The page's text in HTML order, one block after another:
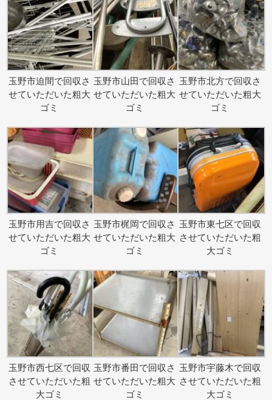
玉野市迫間で回収さ
せていただいた粗大
ゴミ
玉野市山田で回収さ
せていただいた粗大
ゴミ
玉野市北方で回収さ
せていただいた粗大
ゴミ
玉野市用吉で回収さ
せていただいた粗大
ゴミ
玉野市梶岡で回収さ
せていただいた粗大
ゴミ
玉野市東七区で回収
させていただいた粗
大ゴミ
玉野市西七区で回収
させていただいた粗
大ゴミ
玉野市番田で回収さ
せていただいた粗大
ゴミ
玉野市宇藤木で回収
させていただいた粗
大ゴミ